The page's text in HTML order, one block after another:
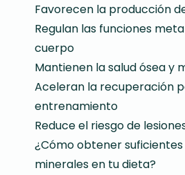
Favorecen la producción
Regulan las funciones
cuerpo
Mantienen la salud ósea y
Aceleran la recuperación
entrenamiento
Reduce el riesgo de
¿Cómo obtener
minerales en tu dieta?